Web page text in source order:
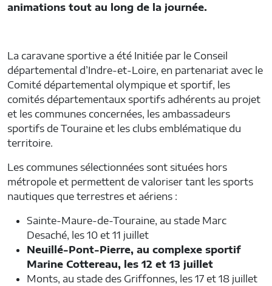
animations tout au long de la journée.
La caravane sportive a été Initiée par le Conseil
départemental d’Indre-et-Loire, en partenariat avec le
Comité départemental olympique et sportif, les
comités départementaux sportifs adhérents au projet
et les communes concernées, les ambassadeurs
sportifs de Touraine et les clubs emblématique du
territoire.
Les communes sélectionnées sont situées hors
métropole et permettent de valoriser tant les sports
nautiques que terrestres et aériens :
Sainte-Maure-de-Touraine, au stade Marc
Desaché, les 10 et 11 juillet
Neuillé-Pont-Pierre, au complexe sportif
Marine Cottereau, les 12 et 13 juillet
Monts, au stade des Griffonnes, les 17 et 18 juillet